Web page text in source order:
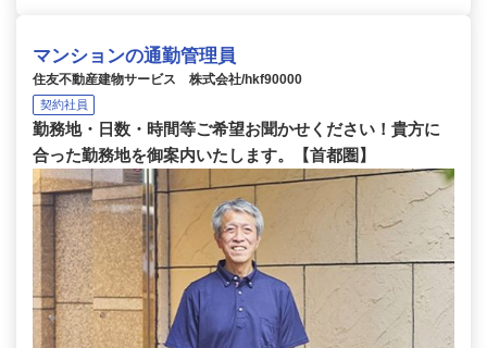
マンションの通勤管理員
住友不動産建物サービス 株式会社/hkf90000
契約社員
勤務地・日数・時間等ご希望お聞かせください！貴方に
合った勤務地を御案内いたします。【首都圏】